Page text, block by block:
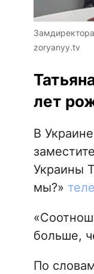
zoryanyy.tv
лет
В
Украины
мы?»
больше,
По